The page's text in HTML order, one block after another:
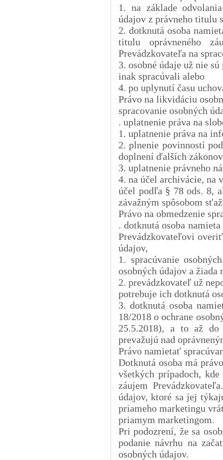
1. na základe
údajov z právneho titulu
2. dotknutá osoba
titulu oprávneného
Prevádzkovateľa na
3. osobné údaje už nie
inak spracúvali alebo
4. po uplynutí času
Právo na likvidáciu
spracovanie osobných
. uplatnenie práva na
1. uplatnenie práva na
2. plnenie povinností
doplnení ďalších
3. uplatnenie právneho
4. na účel archivácie, na
účel podľa § 78 ods. 8,
závažným spôsobom
Právo na obmedzenie
. dotknutá osoba
Prevádzkovateľovi
údajov,
1. spracúvanie
osobných údajov a žiada
2. prevádzkovateľ už
potrebuje ich dotknutá
3. dotknutá osoba
18/2018 o ochrane
25.5.2018), a to až do
prevažujú nad
Právo namietať
Dotknutá osoba má
všetkých prípadoch,
záujem
údajov, ktoré sa jej
priameho marketingu
priamym marketingom.
Pri podozrení, že sa
podanie návrhu na
osobných údajov.